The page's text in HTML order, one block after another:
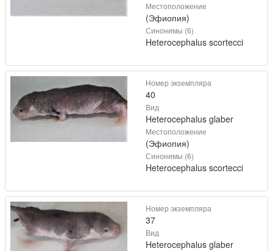
Местоположение
(Эфиопия)
Синонимы (6)
Heterocephalus scortecci
Номер экземпляра
40
Вид
Heterocephalus glaber
Местоположение
(Эфиопия)
Синонимы (6)
Heterocephalus scortecci
Номер экземпляра
37
Вид
Heterocephalus glaber